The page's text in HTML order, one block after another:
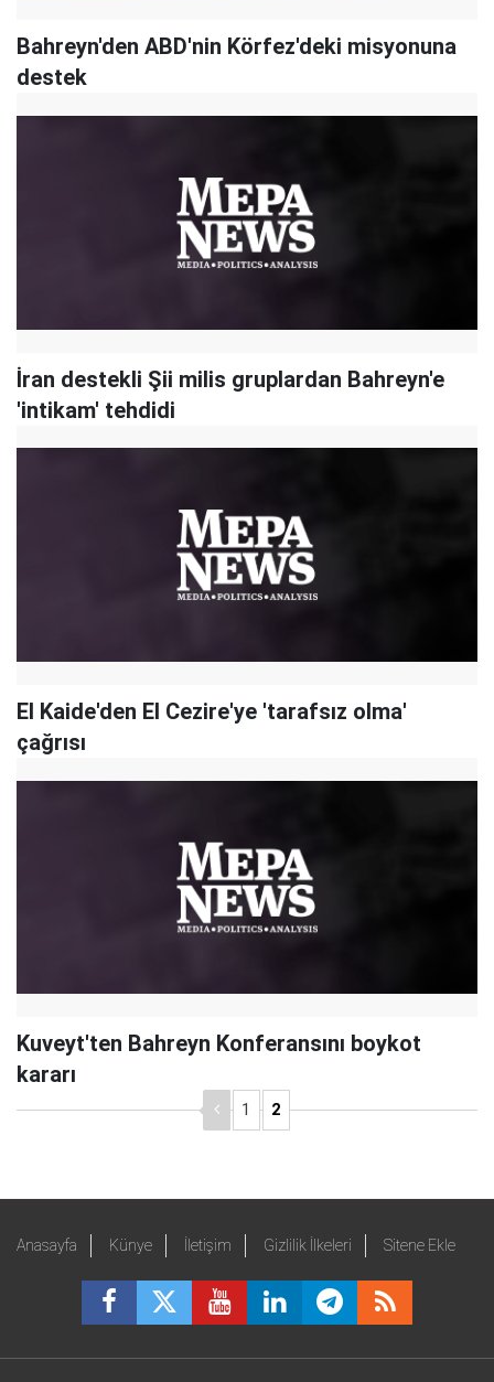
Bahreyn'den ABD'nin Körfez'deki misyonuna
destek
İran destekli Şii milis gruplardan Bahreyn'e
'intikam' tehdidi
El Kaide'den El Cezire'ye 'tarafsız olma'
çağrısı
Kuveyt'ten Bahreyn Konferansını boykot
kararı​​​​​​​
1 2
Anasayfa Künye İletişim Gizlilik İlkeleri Sitene Ekle